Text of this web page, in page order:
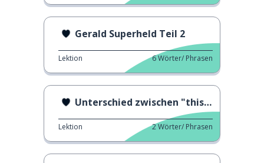
Gerald Superheld Teil 2
Lektion 6Wörter/ Phrasen
Unterschied zwischen "this" und "that"
Lektion 2Wörter/ Phrasen